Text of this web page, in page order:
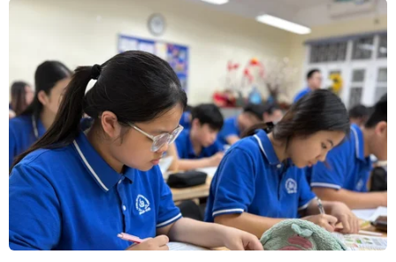
tàu Mỹ và Israel qua eo biển Hormuz
Xem thêm
CƠ QUAN CHỦ QUẢN: THÔNG TẤN XÃ VIỆT NAM